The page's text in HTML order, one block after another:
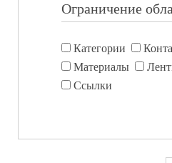
Ограничение
Категории
Материалы
Ссылки